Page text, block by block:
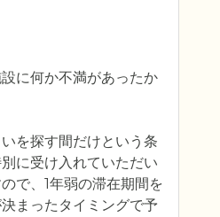
に何か不満があったか
を探す間だけという条
に受け入れていただい
で、1年弱の滞在期間を
まったタイミングで予